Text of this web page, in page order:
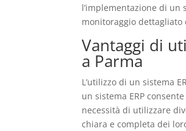
l’implementazione di un
monitoraggio dettagliato
Vantaggi di
a Parma
L’utilizzo di un sistema
un sistema ERP
necessità di utilizzare
chiara e completa dei